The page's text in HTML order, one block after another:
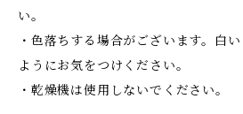
い。
・色落ちする場合がございます。白
ようにお気をつけください。
・乾燥機は使用しないでください。